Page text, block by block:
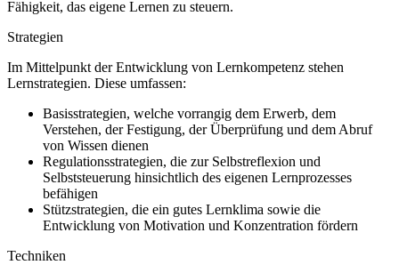
Fähigkeit, das eigene Lernen zu steuern.
Strategien
Im Mittelpunkt der Entwicklung von Lernkompetenz stehen
Lernstrategien. Diese umfassen:
Basisstrategien, welche vorrangig dem Erwerb, dem
Verstehen, der Festigung, der Überprüfung und dem Abruf
von Wissen dienen
Regulationsstrategien, die zur Selbstreflexion und
Selbststeuerung hinsichtlich des eigenen Lernprozesses
befähigen
Stützstrategien, die ein gutes Lernklima sowie die
Entwicklung von Motivation und Konzentration fördern
Techniken